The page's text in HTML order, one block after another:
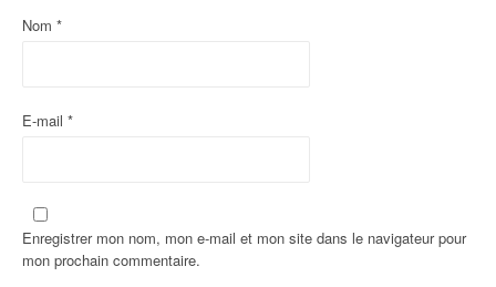
Nom *
E-mail *
Enregistrer mon nom, mon e-mail et mon site dans le navigateur pour
mon prochain commentaire.